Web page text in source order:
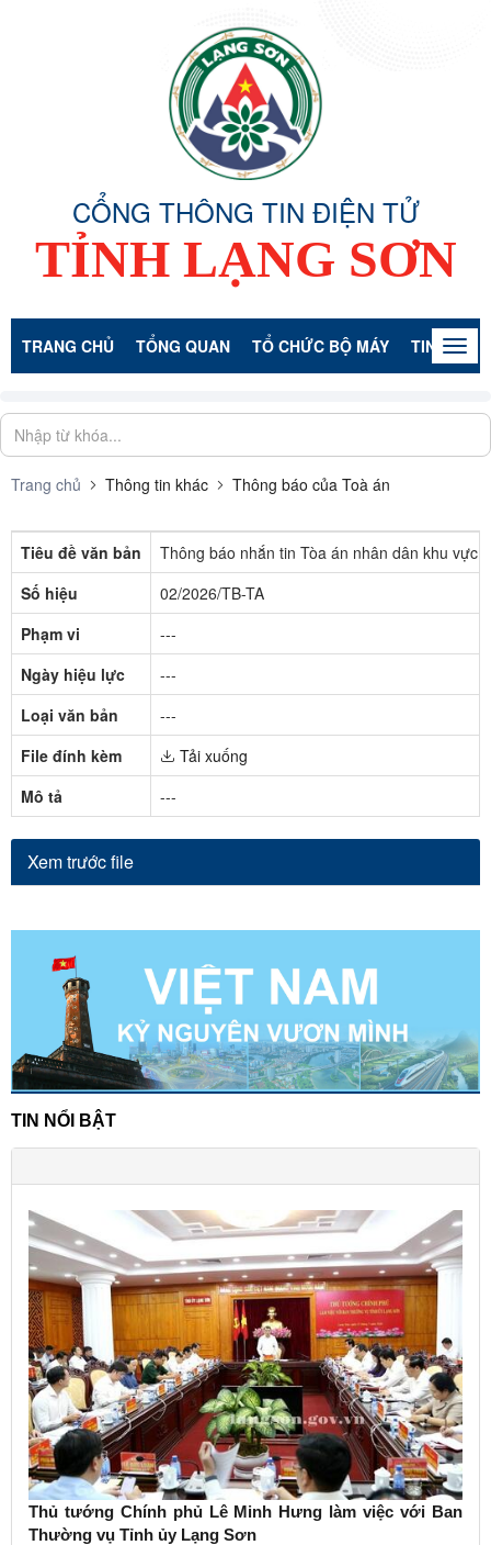
CỔNG THÔNG TIN ĐIỆN TỬ
TỈNH LẠNG SƠN
TRANG CHỦ TỔNG QUAN TỔ CHỨC BỘ MÁY TIN TỨC -
Trang chủ Thông tin khác Thông báo của Toà án
Tiêu đề văn bản
Thông báo nhắn tin Tòa án nhân dân khu vực
Số hiệu
02/2026/TB-TA
Phạm vi
---
Ngày hiệu lực
---
Loại văn bản
---
File đính kèm
Tải xuống
Mô tả
---
Xem trước file
TIN NỔI BẬT
Thủ tướng Chính phủ Lê Minh Hưng làm việc với Ban
Thường vụ Tỉnh ủy Lạng Sơn